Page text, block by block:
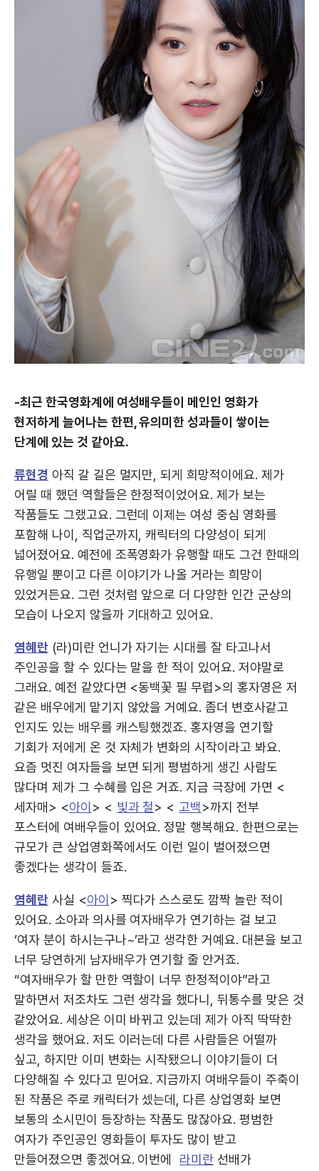
-최근 한국영화계에 여성배우들이 메인인 영화가
현저하게 늘어나는 한편, 유의미한 성과들이 쌓이는
단계에 있는 것 같아요.
류현경 아직 갈 길은 멀지만, 되게 희망적이에요. 제가
어릴 때 했던 역할들은 한정적이었어요. 제가 보는
작품들도 그랬고요. 그런데 이제는 여성 중심 영화를
포함해 나이, 직업군까지, 캐릭터의 다양성이 되게
넓어졌어요. 예전에 조폭영화가 유행할 때도 그건 한때의
유행일 뿐이고 다른 이야기가 나올 거라는 희망이
있었거든요. 그런 것처럼 앞으로 더 다양한 인간 군상의
모습이 나오지 않을까 기대하고 있어요.
염혜란(라)미란 언니가 자기는 시대를 잘 타고나서
주인공을 할 수 있다는 말을 한 적이 있어요. 저야말로
그래요. 예전 같았다면 <동백꽃 필 무렵>의 홍자영은 저
같은 배우에게 맡기지 않았을 거예요. 좀더 변호사같고
인지도 있는 배우를 캐스팅했겠죠. 홍자영을 연기할
기회가 저에게 온 것 자체가 변화의 시작이라고 봐요.
요즘 멋진 여자들을 보면 되게 평범하게 생긴 사람도
많다며 제가 그 수혜를 입은 거죠. 지금 극장에 가면 <
세자매> <아이 > < 빛과 철> < 고백>까지 전부
포스터에 여배우들이 있어요. 정말 행복해요. 한편으로는
규모가 큰 상업영화쪽에서도 이런 일이 벌어졌으면
좋겠다는 생각이 들죠.
염혜란사실 <아이 > 찍다가 스스로도 깜짝 놀란 적이
있어요. 소아과 의사를 여자배우가 연기하는 걸 보고
‘여자 분이 하시는구나~’라고 생각한 거예요. 대본을 보고
너무 당연하게 남자배우가 연기할 줄 안거죠.
“여자배우가 할 만한 역할이 너무 한정적이야”라고
말하면서 저조차도 그런 생각을 했다니, 뒤통수를 맞은 것
같았어요. 세상은 이미 바뀌고 있는데 제가 아직 딱딱한
생각을 했어요. 저도 이러는데 다른 사람들은 어떨까
싶고, 하지만 이미 변화는 시작됐으니 이야기들이 더
다양해질 수 있다고 믿어요. 지금까지 여배우들이 주축이
된 작품은 주로 캐릭터가 셌는데, 다른 상업영화 보면
보통의 소시민이 등장하는 작품도 많잖아요. 평범한
여자가 주인공인 영화들이 투자도 많이 받고
만들어졌으면 좋겠어요. 이번에
라미란 선배가